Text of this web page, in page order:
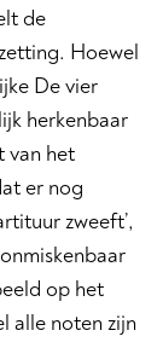
de
Hoewel
De vier
herkenbaar
van het
er nog
zweeft’,
op het
alle noten zijn